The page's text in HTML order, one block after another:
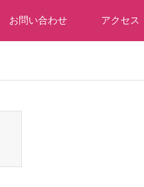
お問い合わせ アクセス